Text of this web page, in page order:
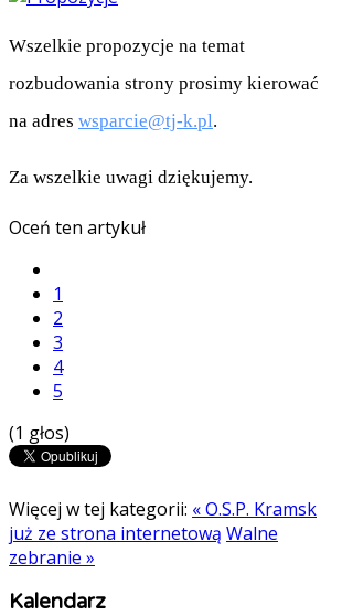
Wszelkie propozycje na temat
rozbudowania strony prosimy kierować
na adres wsparcie@tj-k.pl.
Za wszelkie uwagi dziękujemy.
Oceń ten artykuł
1
2
3
4
5
(1 głos)
Więcej w tej kategorii: « O.S.P. Kramsk
już ze strona internetową Walne
zebranie »
Kalendarz